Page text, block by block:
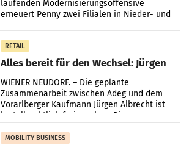
laufenden Modernisierungsoffensive
erneuert Penny zwei Filialen in Nieder- und
RETAIL
Alles bereit für den Wechsel: Jürgen
Albrecht setzt ab 1.1.2027 auf Adeg
WIENER NEUDORF. – Die geplante
Zusammenarbeit zwischen Adeg und dem
Vorarlberger Kaufmann Jürgen Albrecht ist
kartellrechtlich freigegeben: Die
Bundeswettbewerbsbehörde und der
Bundeskartellanwalt
MOBILITY BUSINESS